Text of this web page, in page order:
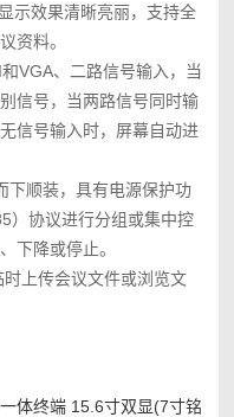
示效果清晰亮丽，支持全
资料。
VGA、二路信号输入，当
信号，当两路信号同时输
信号输入时，屏幕自动进
下顺装，具有电源保护功
）协议进行分组或集中控
下降或停止。
上传会议文件或浏览文
体终端 15.6寸双显(7寸铭